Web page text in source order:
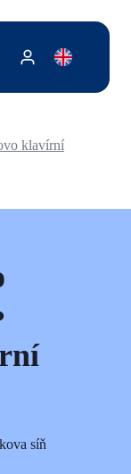
for reader
košík
Zobrazit můj účet
klavírní
síň